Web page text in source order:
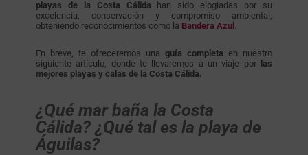
playas de la Costa Cálida han sido elogiadas por su
excelencia, conservación y compromiso ambiental,
obteniendo reconocimientos como la Bandera Azul
En breve, te ofreceremos unaguía completa en nuestro
siguiente artículo, donde te llevaremos a un viaje por las
mejores playas y calas de la Costa Cálida.
¿Qué mar baña la Costa
Cálida? ¿Qué tal es la playa de
Águilas?